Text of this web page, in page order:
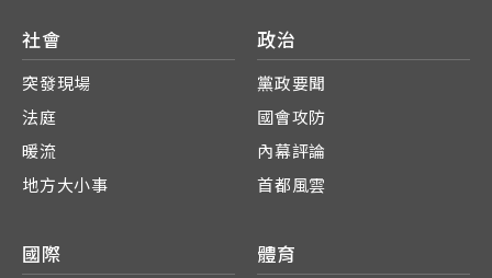
社會
突發現場
法庭
暖流
地方大小事
政治
黨政要聞
國會攻防
內幕評論
首都風雲
國際 體育